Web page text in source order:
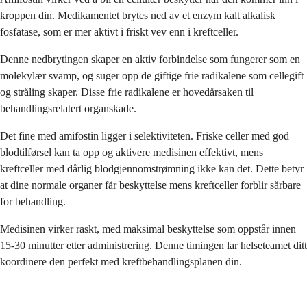
kroppen din. Medikamentet brytes ned av et enzym kalt alkalisk
fosfatase, som er mer aktivt i friskt vev enn i kreftceller.
Denne nedbrytingen skaper en aktiv forbindelse som fungerer som en
molekylær svamp, og suger opp de giftige frie radikalene som cellegift
og stråling skaper. Disse frie radikalene er hovedårsaken til
behandlingsrelatert organskade.
Det fine med amifostin ligger i selektiviteten. Friske celler med god
blodtilførsel kan ta opp og aktivere medisinen effektivt, mens
kreftceller med dårlig blodgjennomstrømning ikke kan det. Dette betyr
at dine normale organer får beskyttelse mens kreftceller forblir sårbare
for behandling.
Medisinen virker raskt, med maksimal beskyttelse som oppstår innen
15-30 minutter etter administrering. Denne timingen lar helseteamet ditt
koordinere den perfekt med kreftbehandlingsplanen din.